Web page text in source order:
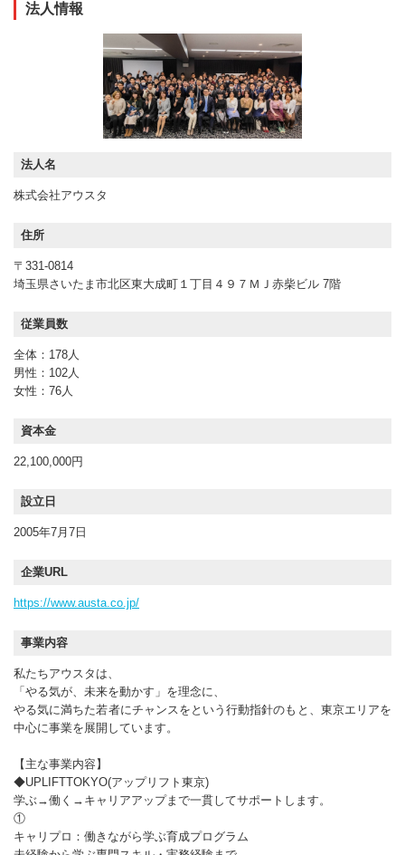
法人情報
法人名
株式会社アウスタ
住所
〒331-0814
埼玉県さいたま市北区東大成町１丁目４９７ＭＪ赤柴ビル 7階
従業員数
全体：178人
男性：102人
女性：76人
資本金
22,100,000円
設立日
2005年7月7日
企業URL
https://www.austa.co.jp/
事業内容
私たちアウスタは、
「やる気が、未来を動かす」を理念に、
やる気に満ちた若者にチャンスをという行動指針のもと、東京エリアを
中心に事業を展開しています。
【主な事業内容】
◆UPLIFTTOKYO(アップリフト東京)
学ぶ→働く→キャリアアップまで一貫してサポートします。
①
キャリプロ：働きながら学ぶ育成プログラム